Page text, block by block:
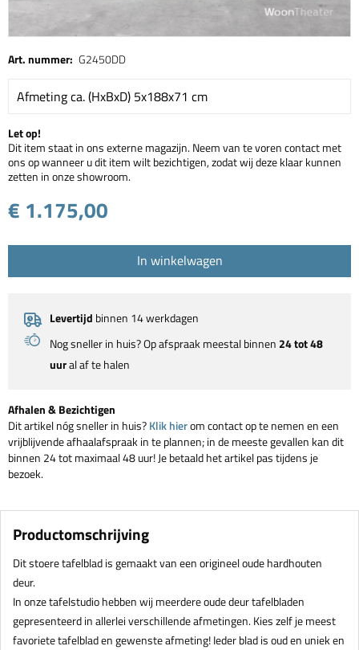
Art. nummer: G2450DD
Afmeting ca. (HxBxD) 5x188x71 cm
Let op!
Dit item staat in ons externe magazijn. Neem van te voren contact met
ons op wanneer u dit item wilt bezichtigen, zodat wij deze klaar kunnen
zetten in onze showroom.
€ 1.175,00
In winkelwagen
Levertijd binnen 14 werkdagen
Nog sneller in huis? Op afspraak meestal binnen 24 tot 48
uural af te halen
Afhalen & Bezichtigen
Dit artikel nóg sneller in huis?Klik hierom contact op te nemen en een
vrijblijvende afhaalafspraak in te plannen; in de meeste gevallen kan dit
binnen 24 tot maximaal 48 uur! Je betaald het artikel pas tijdens je
bezoek.
Productomschrijving
Dit stoere tafelblad is gemaakt van een origineel oude hardhouten
deur.
In onze tafelstudio hebben wij meerdere oude deur tafelbladen
gepresenteerd in allerlei verschillende afmetingen. Kies zelf je meest
favoriete tafelblad en gewenste afmeting! Ieder blad is oud en uniek en